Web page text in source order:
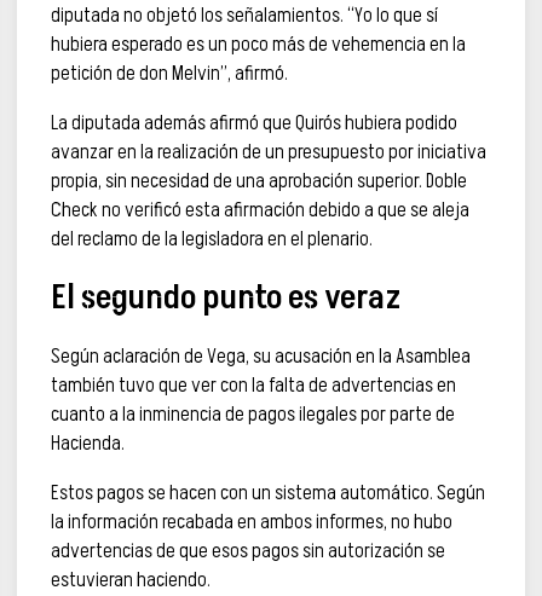
diputada no objetó los señalamientos. “Yo lo que sí
hubiera esperado es un poco más de vehemencia en la
petición de don Melvin”, afirmó.
La diputada además afirmó que Quirós hubiera podido
avanzar en la realización de un presupuesto por iniciativa
propia, sin necesidad de una aprobación superior. Doble
Check no verificó esta afirmación debido a que se aleja
del reclamo de la legisladora en el plenario.
El segundo punto es veraz
Según aclaración de Vega, su acusación en la Asamblea
también tuvo que ver con la falta de advertencias en
cuanto a la inminencia de pagos ilegales por parte de
Hacienda.
Estos pagos se hacen con un sistema automático. Según
la información recabada en ambos informes, no hubo
advertencias de que esos pagos sin autorización se
estuvieran haciendo.